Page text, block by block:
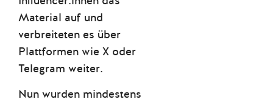
Material auf und
verbreiteten es über
Plattformen wie X oder
Telegram weiter.
Nun wurden mindestens